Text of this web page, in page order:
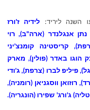
לידיה ז'ורז
נתן אנגלנדר (ארה"ב), רוי
קריסטינה קומנצ'יני
הוגו באדר (פולין), מארק
פיליפ לברו (צרפת), ג'ודי
רוזואן ווסגניאן (רומניה),
ג'ורג' שפירו (הונגריה).